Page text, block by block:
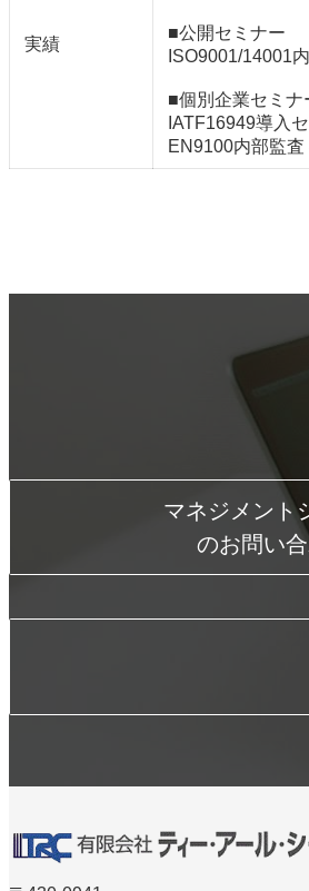
実績
■公開セミナー
ISO9001/14001
■個別企業セミナ
IATF16949導入
EN9100内部監
マネジメント
のお問い